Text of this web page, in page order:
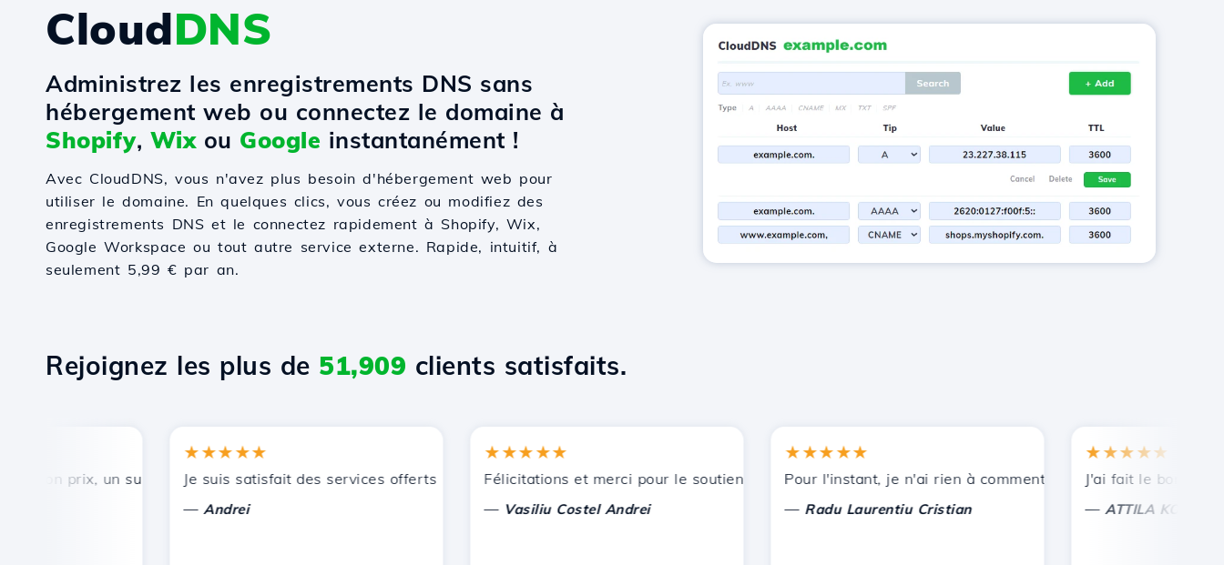
CloudDNS
Administrez les enregistrements DNS sans
hébergement web ou connectez le domaine à
Shopify, Wixou Google instantanément !
Avec CloudDNS, vous n'avez plus besoin d'hébergement web pour
utiliser le domaine. En quelques clics, vous créez ou modifiez des
enregistrements DNS et le connectez rapidement à Shopify, Wix,
Google Workspace ou tout autre service externe. Rapide, intuitif, à
seulement 5,99 € par an.
Rejoignez les plus de 51,909 clients satisfaits.
prix, un support technique rapide et efficace.
★★★★★
Je suis satisfait des services offerts par Hostico. Je vous ai recommandé à d'autres connaissances.
Andrei
★★★★★
Félicitations et merci pour le soutien apporté !
Vasiliu Costel Andrei
★★★★★
Pour l'instant, je n'ai rien à commenter, seulement à apprécier.
Radu Laurentiu Cristian
★★★★★
J'ai fait le bon choix
ATTILA KOLES